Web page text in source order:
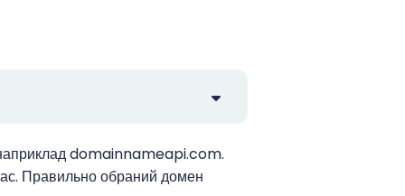
наприклад domainnameapi.com.
Правильно обраний домен